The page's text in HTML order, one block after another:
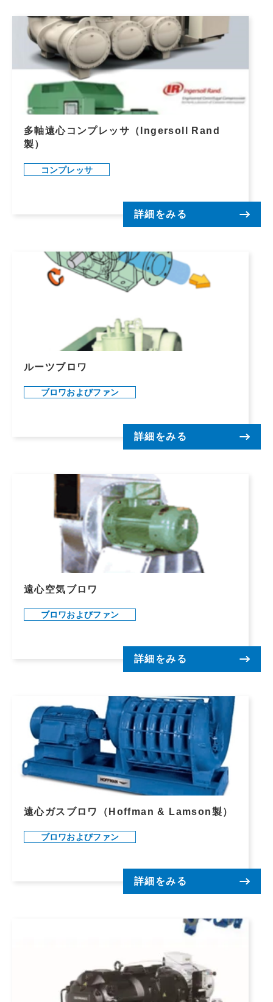
多軸遠心コンプレッサ（Ingersoll Rand
製）
コンプレッサ
詳細をみる
ルーツブロワ
ブロワおよびファン
詳細をみる
遠心空気ブロワ
ブロワおよびファン
詳細をみる
遠心ガスブロワ（Hoffman & Lamson製）
ブロワおよびファン
詳細をみる